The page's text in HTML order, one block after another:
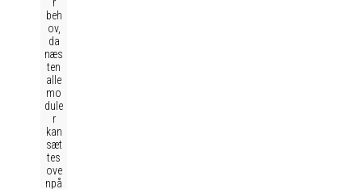
beh
ov,
da
næs
ten
alle
mo
dule
r
kan
sæt
tes
ove
npå